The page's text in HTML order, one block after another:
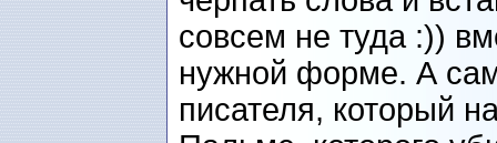
совсем не туда :))
нужной форме. А сам
писателя, который